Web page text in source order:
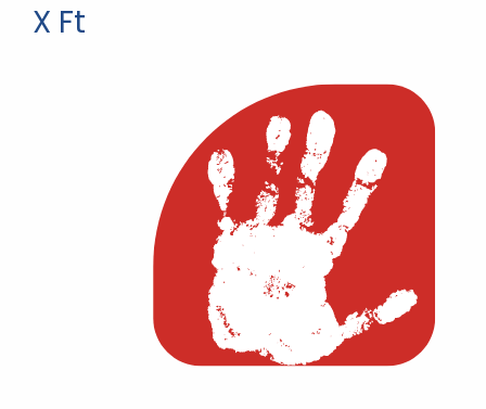
X Ft